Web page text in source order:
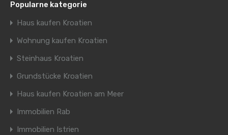
Popularne kategorie
Haus kaufen Kroatien
Wohnung kaufen Kroatien
Steinhaus Kroatien
Grundstücke Kroatien
Haus kaufen Kroatien am Meer
Immobilien Rab
Immobilien Istrien